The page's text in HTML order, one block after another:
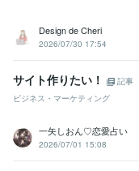
Design de Cheri
2026/07/30 17:54
サイト作りたい！
記事
ビジネス・マーケティング
一矢しおん♡恋愛占い
2026/07/01 15:08